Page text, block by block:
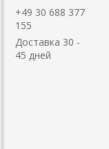
+49 30 688 377
155
Доставка 30 -
45 дней